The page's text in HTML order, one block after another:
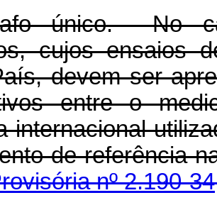
único. No
cujos ensaios
devem ser
entre o
internacional
de
nº 2.190-